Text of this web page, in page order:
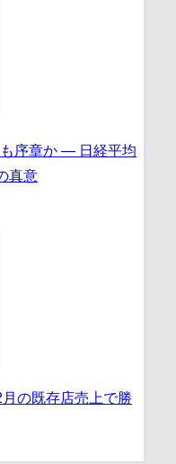
序章か ― 日経平均
真意
の既存店売上で勝